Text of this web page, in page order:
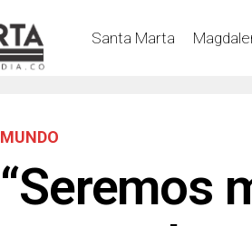
Santa Marta
MUNDO
“Seremos